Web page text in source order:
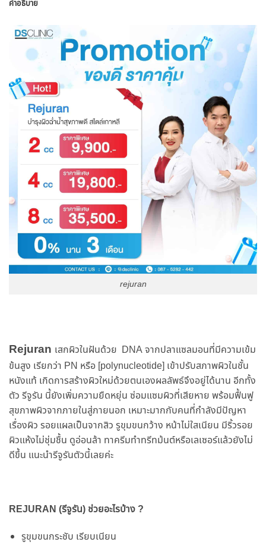
คำอธิบาย
rejuran
Rejuran เสกผิวในฝันด้วย DNA จากปลาแซลมอนที่มีความเข้ม
ข้นสูง เรียกว่า PN หรือ [polynucleotide] เข้าปรับสภาพผิวในชั้น
หนังแท้ เกิดการสร้างผิวใหม่ด้วยตนเองผลลัพธ์จึงอยู่ได้นาน อีกทั้ง
ตัว รีจูรัน นี้ยังเพิ่มความยืดหยุ่น ซ่อมแซมผิวที่เสียหาย พร้อมฟื้นฟู
สุขภาพผิวจากภายในสู่ภายนอก เหมาะมากกับคนที่กำลังมีปัญหา
เรื่องผิว รอยแผลเป็นจากสิว รูขุมขนกว้าง หน้าไม่ใสเนียน มีริ้วรอย
ผิวแห้งไม่ชุ่มชื้น ดูอ่อนล้า ทาครีมทำทรีทม้นต์หรือเลเซอร์แล้วยังไม่
ดีขึ้น แนะนำรีจูรันตัวนี้เลยค่ะ
REJURAN (รีจูรัน) ช่วยอะไรบ้าง ?
รูขุมขนกระชับ เรียบเนียน